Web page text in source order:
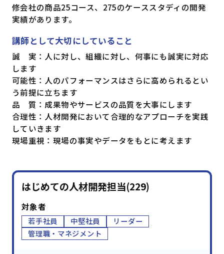
修会社の商品25コース、275のケーススタディの開発
実績があります。
講師として大切にしていること
誠 実：人に対し、組織に対し、何事にも誠実に対応
します
可能性：人のパフォーマンスはさらに高められるとい
う前提に立ちます
品 質：成果物やサービスの品質を大事にします
合理性：人材開発において合理的なアプローチを実践
していきます
現場重視：現場の事実やデータをもとに考えます
はじめての人材開発担当(229)
対象者
若手社員 中堅社員
リーダー
管理職・マネジメント